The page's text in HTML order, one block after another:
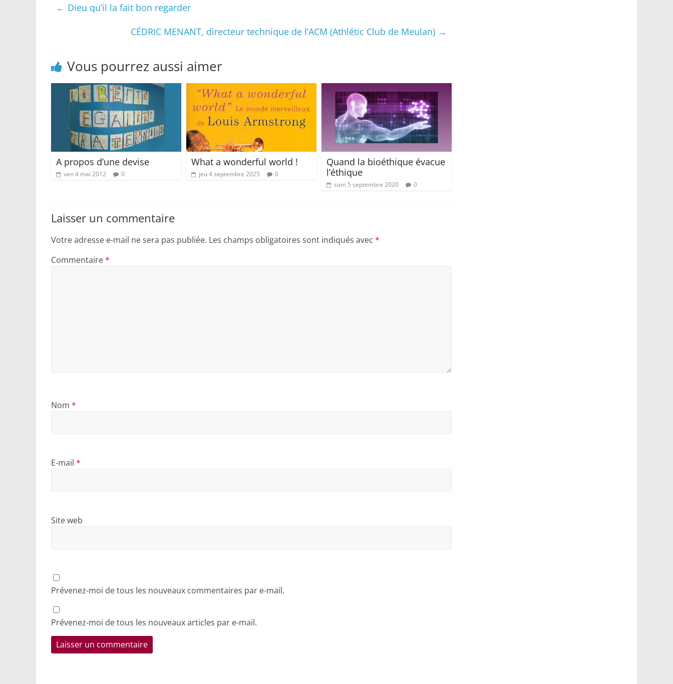
← Dieu qu’il la fait bon regarder
CÉDRIC MENANT, directeur technique de l’ACM (Athlétic Club de Meulan) →
Vous pourrez aussi aimer
A propos d’une devise
ven 4 mai 2012 0
What a wonderful world !
jeu 4 septembre 2025 0
Quand la bioéthique évacue
l’éthique
sam 5 septembre 2020 0
Laisser un commentaire
Votre adresse e-mail ne sera pas publiée. Les champs obligatoires sont indiqués avec *
Commentaire*
Nom *
E-mail *
Site web
Prévenez-moi de tous les nouveaux commentaires par e-mail.
Prévenez-moi de tous les nouveaux articles par e-mail.